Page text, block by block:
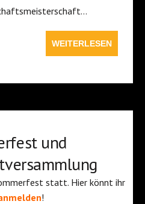
WEITERLESEN
und
statt. Hier könnt ihr
!